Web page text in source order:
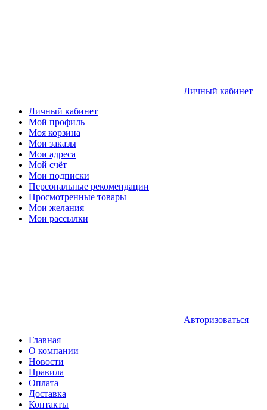
Личный кабинет
Личный кабинет
Мой профиль
Моя корзина
Мои заказы
Мои адреса
Мой счёт
Мои подписки
Персональные рекомендации
Просмотренные товары
Мои желания
Мои рассылки
Авторизоваться
Главная
О компании
Новости
Правила
Оплата
Доставка
Контакты